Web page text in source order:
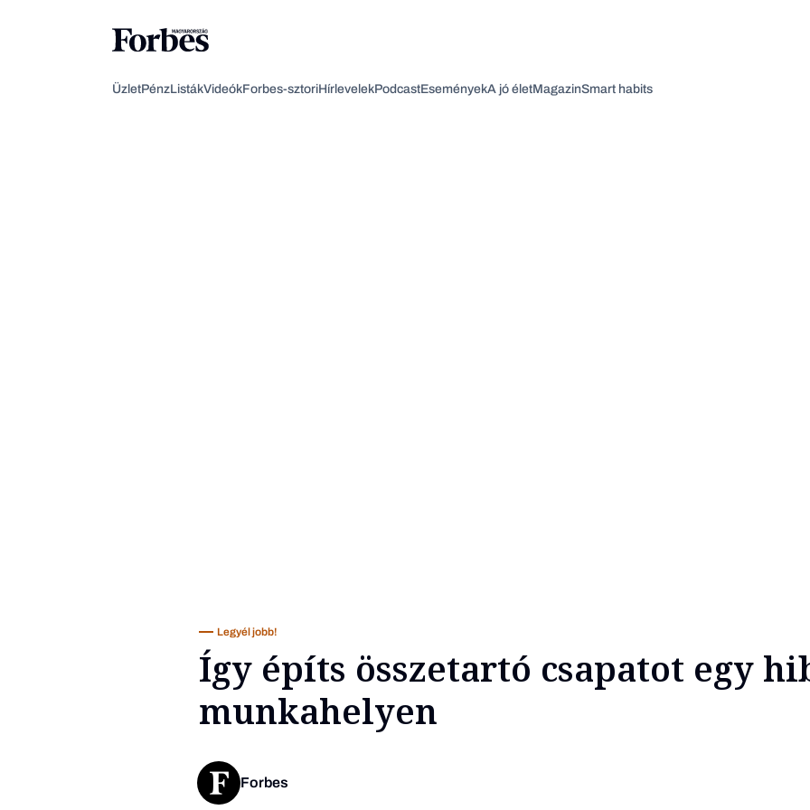
ÜzletPénzListákVideókForbes-sztoriHírlevelekPodcastEseményekA jó életMagazinSmart habits
Legyél jobb!
Így építs összetartó csapatot egy
munkahelyen
Forbes